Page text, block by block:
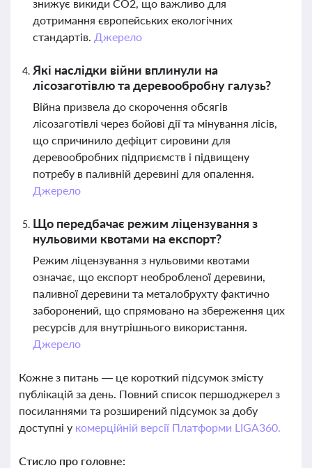
знижує викиди CO2, що важливо для
дотримання європейських екологічних
стандартів. Джерело
Які наслідки війни вплинули на
лісозаготівлю та деревообробну галузь?
Війна призвела до скорочення обсягів
лісозаготівлі через бойові дії та мінування лісів,
що спричинило дефіцит сировини для
деревообробних підприємств і підвищену
потребу в паливній деревині для опалення.
Джерело
Що передбачає режим ліцензування з
нульовими квотами на експорт?
Режим ліцензування з нульовими квотами
означає, що експорт необробленої деревини,
паливної деревини та металобрухту фактично
заборонений, що спрямовано на збереження цих
ресурсів для внутрішнього використання.
Джерело
Кожне з питань — це короткий підсумок змісту
публікацій за день. Повний список першоджерел з
посиланнями та розширений підсумок за добу
доступні у комерційній версії Платформи LIGA360.
Стисло про головне: